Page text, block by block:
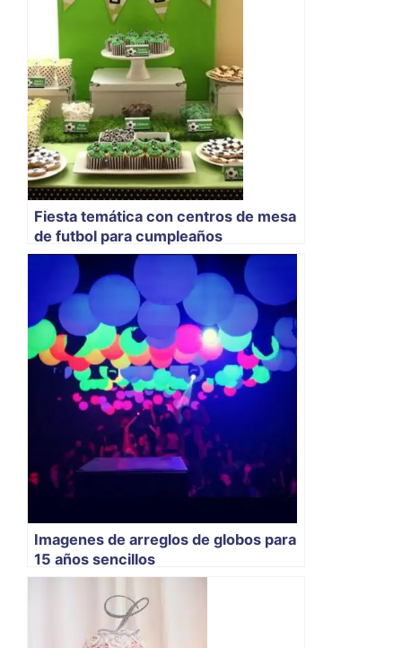
Fiesta temática con centros de mesa
de futbol para cumpleaños
Imagenes de arreglos de globos para
15 años sencillos